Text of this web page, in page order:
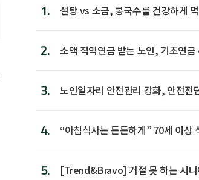
1. 설탕 vs 소금, 콩국수를 건강하게
2.
소액 직역연금 받는 노인, 기초연금
3.
노인일자리 안전관리 강화, 안전전
4.
“아침식사는 든든하게” 70세 이상
5.
[Trend&Bravo] 거절 못 하는 시니